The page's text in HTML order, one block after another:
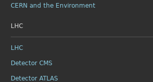
CERN and the Environment
LHC
LHC
Detector CMS
Detector ATLAS